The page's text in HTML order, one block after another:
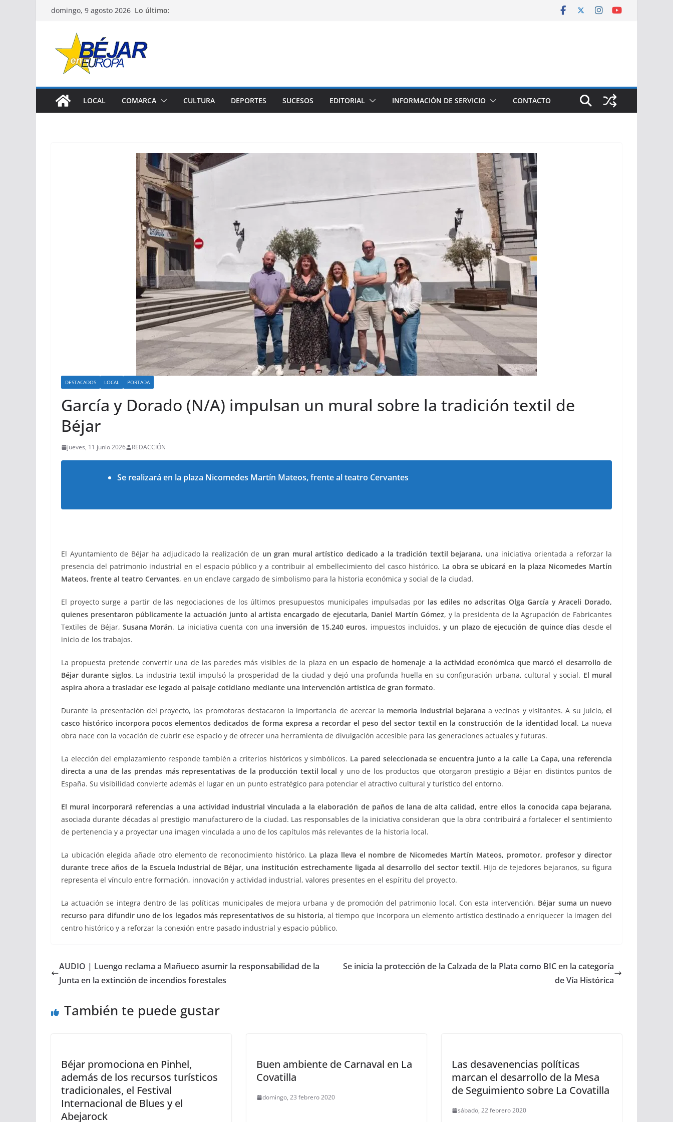
Saltardomingo, 9 agosto 2026 Lo último:
LOCAL COMARCA CULTURA DEPORTES SUCESOS EDITORIAL INFORMACIÓN DE SERVICIO CONTACTO
DESTACADOS LOCAL PORTADA
García y Dorado (N/A) impulsan un mural sobre la tradición textil de
Béjar
jueves, 11 junio 2026 REDACCIÓN
Se realizará en la plaza Nicomedes Martín Mateos, frente al teatro Cervantes
El Ayuntamiento de Béjar ha adjudicado la realización de un gran mural artístico dedicado a la tradición textil bejarana, una iniciativa orientada a reforzar la
presencia del patrimonio industrial en el espacio público y a contribuir al embellecimiento del casco histórico. La obra se ubicará en la plaza Nicomedes Martín
Mateos, frente al teatro Cervantes, en un enclave cargado de simbolismo para la historia económica y social de la ciudad.
El proyecto surge a partir de las negociaciones de los últimos presupuestos municipales impulsadas por las ediles no adscritas Olga García y Araceli Dorado,
quienes presentaron públicamente la actuación junto al artista encargado de ejecutarla, Daniel Martín Gómez, y la presidenta de la Agrupación de Fabricantes
Textiles de Béjar, Susana Morán. La iniciativa cuenta con una inversión de 15.240 euros, impuestos incluidos,y un plazo de ejecución de quince días desde el
inicio de los trabajos.
La propuesta pretende convertir una de las paredes más visibles de la plaza en un espacio de homenaje a la actividad económica que marcó el desarrollo de
Béjar durante siglos. La industria textil impulsó la prosperidad de la ciudad y dejó una profunda huella en su configuración urbana, cultural y social. El mural
aspira ahora a trasladar ese legado al paisaje cotidiano mediante una intervención artística de gran formato.
Durante la presentación del proyecto, las promotoras destacaron la importancia de acercar la memoria industrial bejarana a vecinos y visitantes. A su juicio,el
casco histórico incorpora pocos elementos dedicados de forma expresa a recordar el peso del sector textil en la construcción de la identidad local. La nueva
obra nace con la vocación de cubrir ese espacio y de ofrecer una herramienta de divulgación accesible para las generaciones actuales y futuras.
La elección del emplazamiento responde también a criterios históricos y simbólicos. La pared seleccionada se encuentra junto a la calle La Capa, una referencia
directa a una de las prendas más representativas de la producción textil local y uno de los productos que otorgaron prestigio a Béjar en distintos puntos de
España. Su visibilidad convierte además el lugar en un punto estratégico para potenciar el atractivo cultural y turístico del entorno.
El mural incorporará referencias a una actividad industrial vinculada a la elaboración de paños de lana de alta calidad, entre ellos la conocida capa bejarana,
asociada durante décadas al prestigio manufacturero de la ciudad. Las responsables de la iniciativa consideran que la obra contribuirá a fortalecer el sentimiento
de pertenencia y a proyectar una imagen vinculada a uno de los capítulos más relevantes de la historia local.
La ubicación elegida añade otro elemento de reconocimiento histórico. La plaza lleva el nombre de Nicomedes Martín Mateos, promotor, profesor y director
durante trece años de la Escuela Industrial de Béjar, una institución estrechamente ligada al desarrollo del sector textil. Hijo de tejedores bejaranos, su figura
representa el vínculo entre formación, innovación y actividad industrial, valores presentes en el espíritu del proyecto.
La actuación se integra dentro de las políticas municipales de mejora urbana y de promoción del patrimonio local. Con esta intervención, Béjar suma un nuevo
recurso para difundir uno de los legados más representativos de su historia, al tiempo que incorpora un elemento artístico destinado a enriquecer la imagen del
centro histórico y a reforzar la conexión entre pasado industrial y espacio público.
AUDIO | Luengo reclama a Mañueco asumir la responsabilidad de la
Junta en la extinción de incendios forestales
Se inicia la protección de la Calzada de la Plata como BIC en la categoría
de Vía Histórica
También te puede gustar
Béjar promociona en Pinhel,
además de los recursos turísticos
tradicionales, el Festival
Internacional de Blues y el
Abejarock
Buen ambiente de Carnaval en La
Covatilla
domingo, 23 febrero 2020
Las desavenencias políticas
marcan el desarrollo de la Mesa
de Seguimiento sobre La Covatilla
sábado, 22 febrero 2020